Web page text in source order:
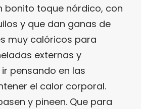
bonito toque nórdico, con
y que dan ganas de
muy calóricos para
externas y
pensando en las
el calor corporal.
y pineen. Que para